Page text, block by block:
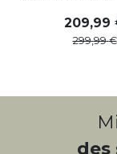
209,99
299,99
des